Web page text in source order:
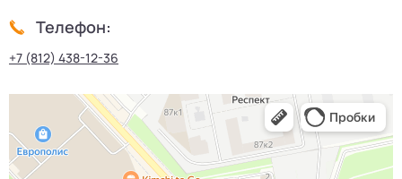
Телефон:
+7 (812) 438-12-36